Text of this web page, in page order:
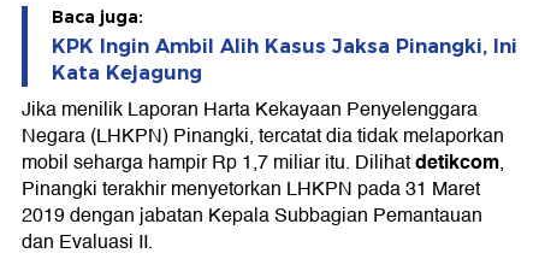
Baca juga:
KPK Ingin Ambil Alih Kasus Jaksa Pinangki, Ini
Kata Kejagung
Jika menilik Laporan Harta Kekayaan Penyelenggara
Negara (LHKPN) Pinangki, tercatat dia tidak melaporkan
mobil seharga hampir Rp 1,7 miliar itu. Dilihatdetikcom,
Pinangki terakhir menyetorkan LHKPN pada 31 Maret
2019 dengan jabatan Kepala Subbagian Pemantauan
dan Evaluasi II.